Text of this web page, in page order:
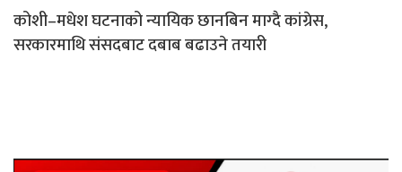
कोशी–मधेश घटनाको न्यायिक छानबिन माग्दै कांग्रेस,
सरकारमाथि संसदबाट दबाब बढाउने तयारी